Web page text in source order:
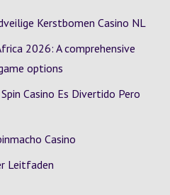
Kerstbomen Casino NL
2026: A comprehensive
options
Casino Es Divertido Pero
Casino
Leitfaden